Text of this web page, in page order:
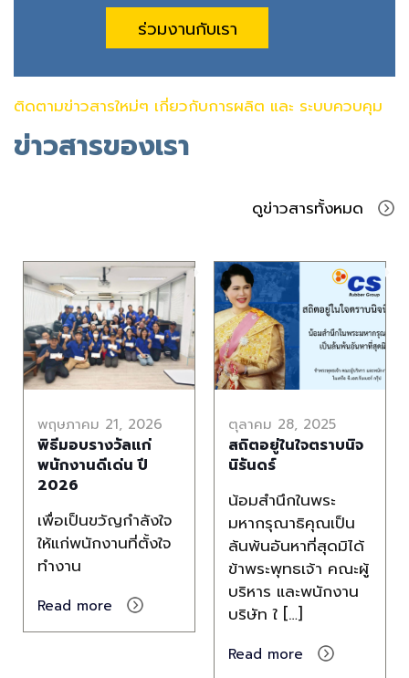
ร่วมงานกับเรา
ติดตามข่าวสารใหม่ๆ เกี่ยวกับการผลิต และ ระบบควบคุม
ข่าวสารของเรา
ดูข่าวสารทั้งหมด
พฤษภาคม 21, 2026
พิธีมอบรางวัลแก่
พนักงานดีเด่น ปี
2026
เพื่อเป็นขวัญกำลังใจ
ให้แก่พนักงานที่ตั้งใจ
ทำงาน
Read more
ตุลาคม 28, 2025
สถิตอยู่ในใจตราบนิจ
นิรันดร์
น้อมสำนึกในพระ
มหากรุณาธิคุณเป็น
ล้นพ้นอันหาที่สุดมิได้
ข้าพระพุทธเจ้า คณะผู้
บริหาร และพนักงาน
บริษัท ใ […]
Read more